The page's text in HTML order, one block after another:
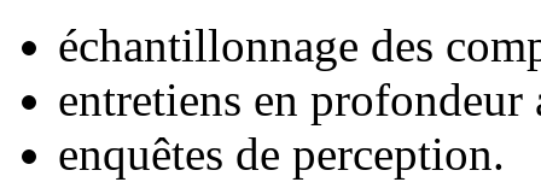
échantillonnage des
entretiens en
enquêtes de perception.